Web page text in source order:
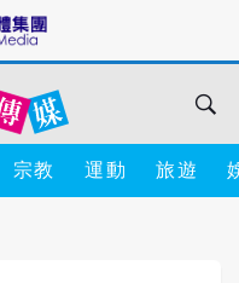
宗教 運動 旅遊